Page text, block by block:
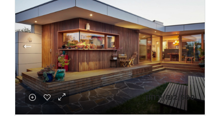
₪2,500/יַרחוֹן